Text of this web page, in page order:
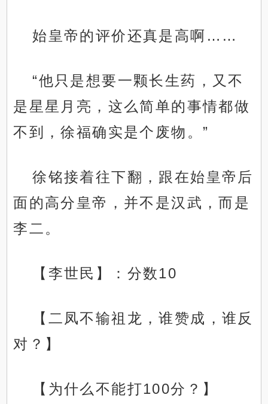
始皇帝的评价还真是高啊……
“他只是想要一颗长生药，又不
是星星月亮，这么简单的事情都做
不到，徐福确实是个废物。”
徐铭接着往下翻，跟在始皇帝后
面的高分皇帝，并不是汉武，而是
李二。
【李世民】：分数10
【二凤不输祖龙，谁赞成，谁反
对？】
【为什么不能打100分？】